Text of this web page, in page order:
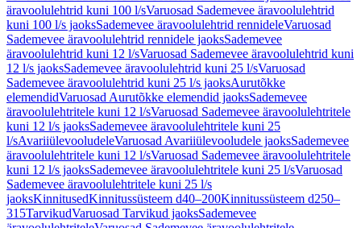
äravoolulehtrid kuni 100 l/sVaruosad Sademevee äravoolulehtrid
kuni 100 l/s jaoksSademevee äravoolulehtrid rennideleVaruosad
Sademevee äravoolulehtrid rennidele jaoksSademevee
äravoolulehtrid kuni 12 l/sVaruosad Sademevee äravoolulehtrid kuni
12 l/s jaoksSademevee äravoolulehtrid kuni 25 l/sVaruosad
Sademevee äravoolulehtrid kuni 25 l/s jaoksAurutõkke
elemendidVaruosad Aurutõkke elemendid jaoksSademevee
äravoolulehtritele kuni 12 l/sVaruosad Sademevee äravoolulehtritele
kuni 12 l/s jaoksSademevee äravoolulehtritele kuni 25
l/sAvariiülevooludeleVaruosad Avariiülevooludele jaoksSademevee
äravoolulehtritele kuni 12 l/sVaruosad Sademevee äravoolulehtritele
kuni 12 l/s jaoksSademevee äravoolulehtritele kuni 25 l/sVaruosad
Sademevee äravoolulehtritele kuni 25 l/s
jaoksKinnitusedKinnitussüsteem d40–200Kinnitussüsteem d250–
315TarvikudVaruosad Tarvikud jaoksSademevee